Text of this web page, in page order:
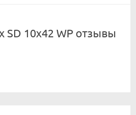
SD 10x42 WP отзывы